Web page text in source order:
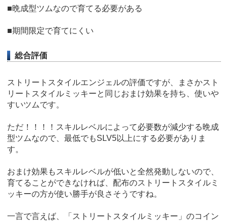
■晩成型ツムなので育てる必要がある
■期間限定で育てにくい
総合評価
ストリートスタイルエンジェルの評価ですが、まさかスト
リートスタイルミッキーと同じおまけ効果を持ち、使いや
すいツムです。
ただ！！！！スキルレベルによって必要数が減少する晩成
型ツムなので、最低でもSLV5以上にする必要がありま
す。
おまけ効果もスキルレベルが低いと全然発動しないので、
育てることができなければ、配布のストリートスタイルミ
ッキーの方が使い勝手が良さそうですね。
一言で言えば、「ストリートスタイルミッキー」のコイン